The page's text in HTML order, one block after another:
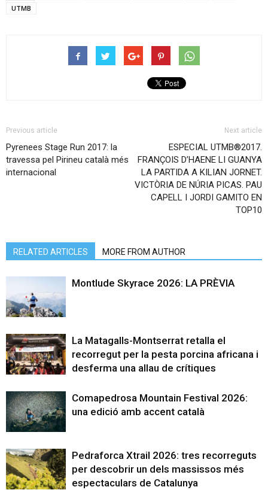
UTMB
Previous article
Pyrenees Stage Run 2017: la
travessa pel Pirineu català més
internacional
Next article
ESPECIAL UTMB®2017.
FRANÇOIS D’HAENE LI GUANYA
LA PARTIDA A KILIAN JORNET.
VICTÒRIA DE NÚRIA PICAS. PAU
CAPELL I JORDI GAMITO EN
TOP10
RELATED ARTICLES MORE FROM AUTHOR
Montlude Skyrace 2026: LA PRÈVIA
La Matagalls-Montserrat retalla el
recorregut per la pesta porcina africana i
desferma una allau de crítiques
Comapedrosa Mountain Festival 2026:
una edició amb accent català
Pedraforca Xtrail 2026: tres recorreguts
per descobrir un dels massissos més
espectaculars de Catalunya